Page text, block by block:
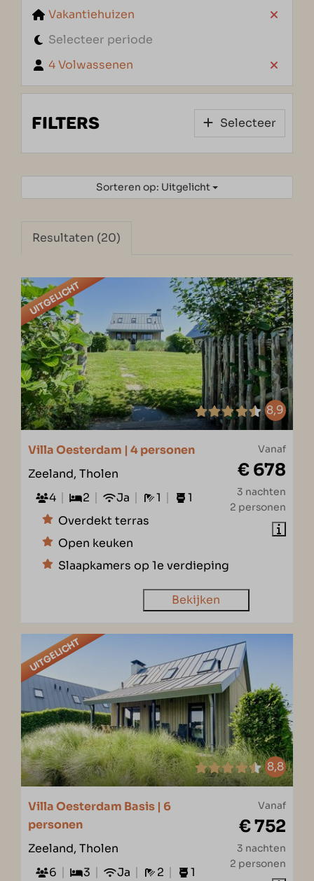
Vakantiehuizen
Selecteer periode
4 Volwassenen
FILTERS Selecteer
Sorteren op: Uitgelicht
Resultaten (20)
UITGELICHT
8,9
Vanaf
€ 678
3 nachten
2 personen
Villa Oesterdam | 4 personen
Zeeland, Tholen
4
2 Ja 1
1
Overdekt terras
Open keuken
Slaapkamers op 1e verdieping
Bekijken
UITGELICHT
8,8
Vanaf
€ 752
3 nachten
2 personen
Villa Oesterdam Basis | 6
personen
Zeeland, Tholen
6
3 Ja 2
1